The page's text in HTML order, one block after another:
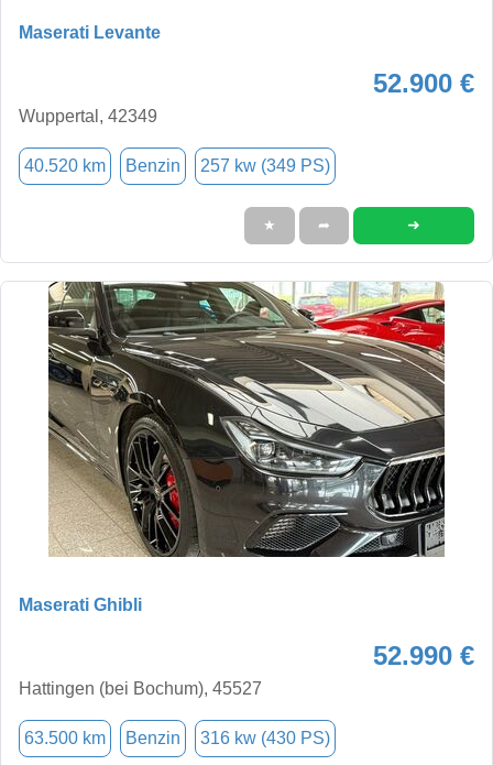
Maserati Levante
52.900 €
Wuppertal, 42349
40.520 km Benzin 257 kw (349 PS)
★ ➦ ➜
Maserati Ghibli
52.990 €
Hattingen (bei Bochum), 45527
63.500 km Benzin 316 kw (430 PS)